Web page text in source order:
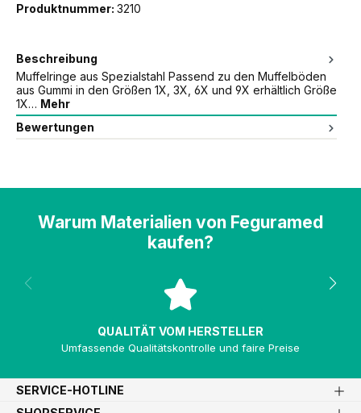
Produktnummer: 3210
Beschreibung
Muffelringe aus Spezialstahl Passend zu den Muffelböden
aus Gummi in den Größen 1X, 3X, 6X und 9X erhältlich Größe
1X… Mehr
Bewertungen
Warum Materialien von Feguramed
kaufen?
QUALITÄT VOM HERSTELLER
Umfassende Qualitätskontrolle und faire Preise
SERVICE-HOTLINE